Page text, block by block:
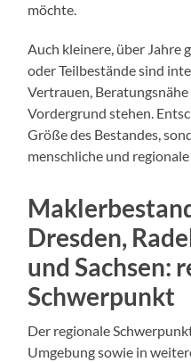
möchte.
Auch kleinere, über Jahre
oder Teilbestände sind
Vertrauen,
Vordergrund stehen.
Größe des Bestandes,
menschliche und regionale
Dresden,
und Sachsen:
Schwerpunkt
Der regionale
Umgebung sowie in